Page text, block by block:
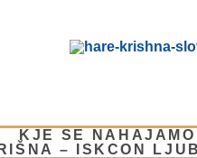
KJE SE
– ISKCON